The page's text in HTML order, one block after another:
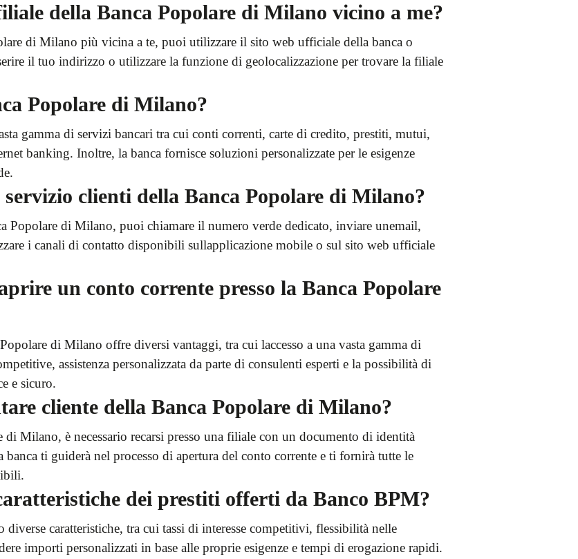
della Banca Popolare di Milano vicino a me?
di Milano più vicina a te, puoi utilizzare il sito web ufficiale della banca o
il tuo indirizzo o utilizzare la funzione di geolocalizzazione per trovare la filiale
Popolare di Milano?
gamma di servizi bancari tra cui conti correnti, carte di credito, prestiti, mutui,
banking. Inoltre, la banca fornisce soluzioni personalizzate per le esigenze
clienti della Banca Popolare di Milano?
Popolare di Milano, puoi chiamare il numero verde dedicato, inviare unemail,
i canali di contatto disponibili sullapplicazione mobile o sul sito web ufficiale
un conto corrente presso la Banca Popolare
di Milano offre diversi vantaggi, tra cui laccesso a una vasta gamma di
assistenza personalizzata da parte di consulenti esperti e la possibilità di
e sicuro.
cliente della Banca Popolare di Milano?
di Milano, è necessario recarsi presso una filiale con un documento di identità
ti guiderà nel processo di apertura del conto corrente e ti fornirà tutte le
dei prestiti offerti da Banco BPM?
caratteristiche, tra cui tassi di interesse competitivi, flessibilità nelle
importi personalizzati in base alle proprie esigenze e tempi di erogazione rapidi.